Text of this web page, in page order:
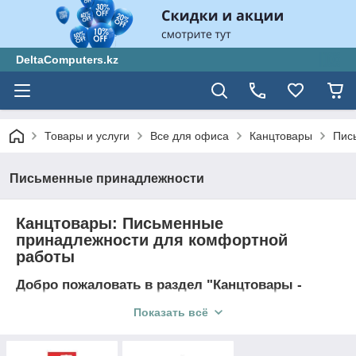
DeltaComputers.kz
Товары и услуги Все для офиса Канцтовары
Письменные принадлежности
Канцтовары: Письменные
принадлежности для комфортной
работы
Добро пожаловать в раздел "Канцтовары -
широкий выбор письменных принадлежностей, которые
Показать всё